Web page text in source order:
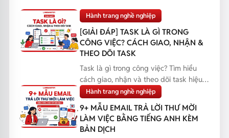
Hành trang nghề nghiệp
[GIẢI ĐÁP] TASK LÀ GÌ TRONG
CÔNG VIỆC? CÁCH GIAO, NHẬN &
THEO DÕI TASK
Task là gì trong công việc? Tìm hiểu
cách giao, nhận và theo dõi task hiệu
quả, giúp bạn q...
Hành trang nghề nghiệp
9+ MẪU EMAIL TRẢ LỜI THƯ MỜI
LÀM VIỆC BẰNG TIẾNG ANH KÈM
BẢN DỊCH